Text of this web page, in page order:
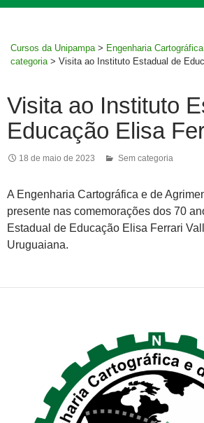
Cursos da Unipampa > Engenharia
categoria > Visita ao Instituto Estadual de
Visita ao Instituto
Educação Elisa
18 de maio de 2023 Sem categoria
A Engenharia Cartográfica e de
presente nas comemorações dos 70
Estadual de Educação Elisa Ferrari
Uruguaiana.